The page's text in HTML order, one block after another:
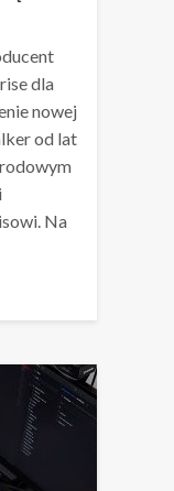
dla
nowej
od lat
Na